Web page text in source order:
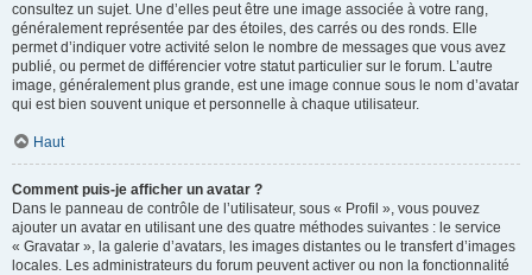
consultez un sujet. Une d’elles peut être une image associée à votre rang,
généralement représentée par des étoiles, des carrés ou des ronds. Elle
permet d’indiquer votre activité selon le nombre de messages que vous avez
publié, ou permet de différencier votre statut particulier sur le forum. L’autre
image, généralement plus grande, est une image connue sous le nom d’avatar
qui est bien souvent unique et personnelle à chaque utilisateur.
Haut
Comment puis-je afficher un avatar ?
Dans le panneau de contrôle de l’utilisateur, sous « Profil », vous pouvez
ajouter un avatar en utilisant une des quatre méthodes suivantes : le service
« Gravatar », la galerie d’avatars, les images distantes ou le transfert d’images
locales. Les administrateurs du forum peuvent activer ou non la fonctionnalité